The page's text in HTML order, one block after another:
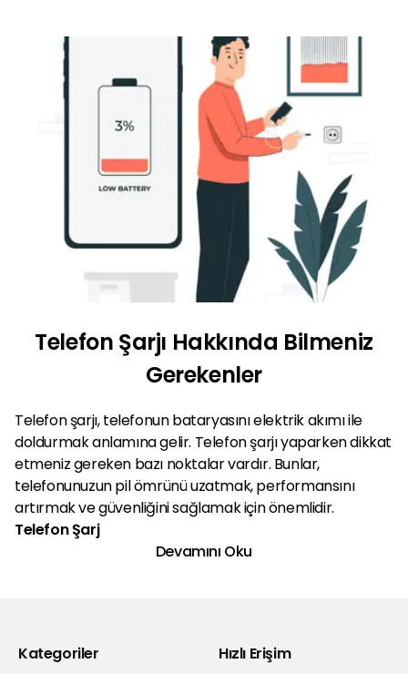
Telefon Şarjı Hakkında Bilmeniz
Gerekenler
Telefon şarjı, telefonun bataryasını elektrik akımı ile
doldurmak anlamına gelir. Telefon şarjı yaparken dikkat
etmeniz gereken bazı noktalar vardır. Bunlar,
telefonunuzun pil ömrünü uzatmak, performansını
artırmak ve güvenliğini sağlamak için önemlidir.
Telefon Şarj
Devamını Oku
Kategoriler Hızlı Erişim